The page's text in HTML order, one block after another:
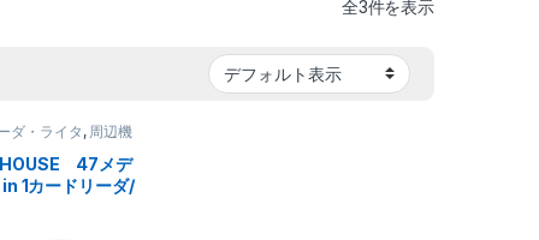
全3件を表示
ダ・ライタ , 周辺機
47メデ
1カードリーダ/